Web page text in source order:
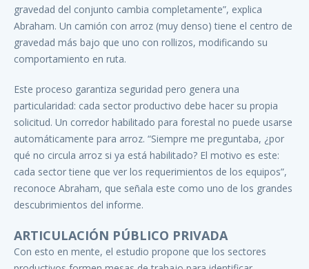
gravedad del conjunto cambia completamente”, explica
Abraham. Un camión con arroz (muy denso) tiene el centro de
gravedad más bajo que uno con rollizos, modificando su
comportamiento en ruta.
Este proceso garantiza seguridad pero genera una
particularidad: cada sector productivo debe hacer su propia
solicitud. Un corredor habilitado para forestal no puede usarse
automáticamente para arroz. “Siempre me preguntaba, ¿por
qué no circula arroz si ya está habilitado? El motivo es este:
cada sector tiene que ver los requerimientos de los equipos”,
reconoce Abraham, que señala este como uno de los grandes
descubrimientos del informe.
ARTICULACIÓN PÚBLICO PRIVADA
Con esto en mente, el estudio propone que los sectores